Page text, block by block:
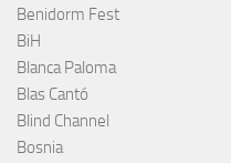
Benidorm Fest
BiH
Blanca Paloma
Blas Cantó
Blind Channel
Bosnia